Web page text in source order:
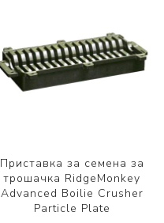
Приставка за семена за
трошачка RidgeMonkey
Advanced Boilie Crusher
Particle Plate